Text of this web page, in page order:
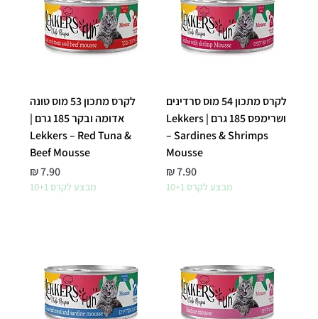
לקרס מתכון 54 מוס סרדינים
ושרימפס 185 גרם | Lekkers
– Sardines & Shrimps
Mousse
מחיר
מבצע לקרס 10+1
לקרס מתכון 53 מוס טונה
אדומה ובקר 185 גרם |
Lekkers – Red Tuna &
Beef Mousse
מחיר
מבצע לקרס 10+1